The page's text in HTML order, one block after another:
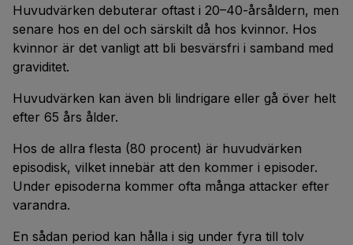
Huvudvärken debuterar oftast i 20–40-årsåldern, men
senare hos en del och särskilt då hos kvinnor. Hos
kvinnor är det vanligt att bli besvärsfri i samband med
graviditet.
Huvudvärken kan även bli lindrigare eller gå över helt
efter 65 års ålder.
Hos de allra flesta (80 procent) är huvudvärken
episodisk, vilket innebär att den kommer i episoder.
Under episoderna kommer ofta många attacker efter
varandra.
En sådan period kan hålla i sig under fyra till tolv